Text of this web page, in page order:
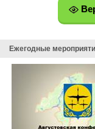
Ежегодные